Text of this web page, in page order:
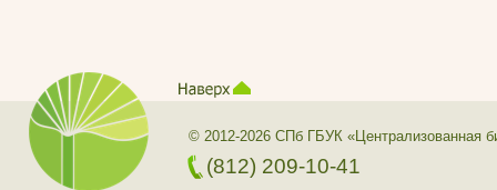
© 2012-2026 СПб ГБУК «Централизованная
(812) 209-10-41